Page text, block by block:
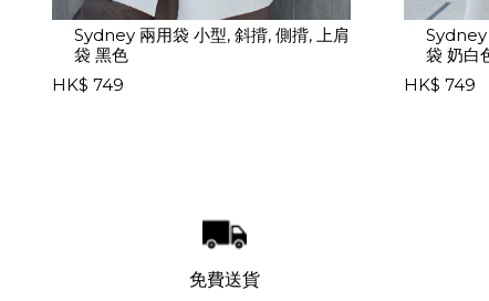
Sydney 兩用袋 小型, 斜揹, 側揹, 上肩
袋 黑色
HK$ 749
Sydney
袋 奶白
HK$ 749
免費送貨